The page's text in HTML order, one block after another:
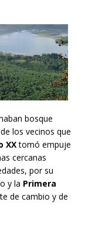
bosque
los vecinos que
XXtomó empuje
cercanas
por su
y la Primera
de cambio y de